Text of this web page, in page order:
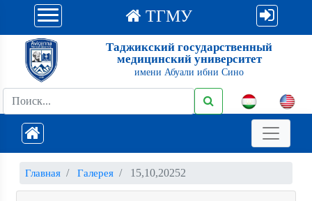
ТГМУ
Таджикский государственный
медицинский университет
имени Абуали ибни Сино
Главная Галерея 15,10,20252